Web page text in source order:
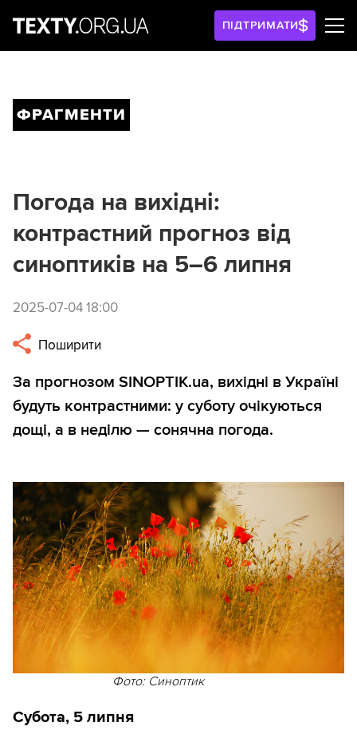
ПІДТРИМАТИ
ФРАГМЕНТИ
Погода на вихідні:
контрастний прогноз від
синоптиків на 5–6 липня
2025-07-04 18:00
Поширити
За прогнозом SINOPTIK.ua, вихідні в Україні
будуть контрастними: у суботу очікуються
дощі, а в неділю — сонячна погода.
Фото: Синоптик
Субота, 5 липня